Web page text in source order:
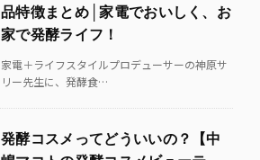
品特徴まとめ│家電でおいしく、お
家で発酵ライフ！
家電＋ライフスタイルプロデューサーの神原サ
リー先生に、発酵食…
発酵コスメってどういいの？【中